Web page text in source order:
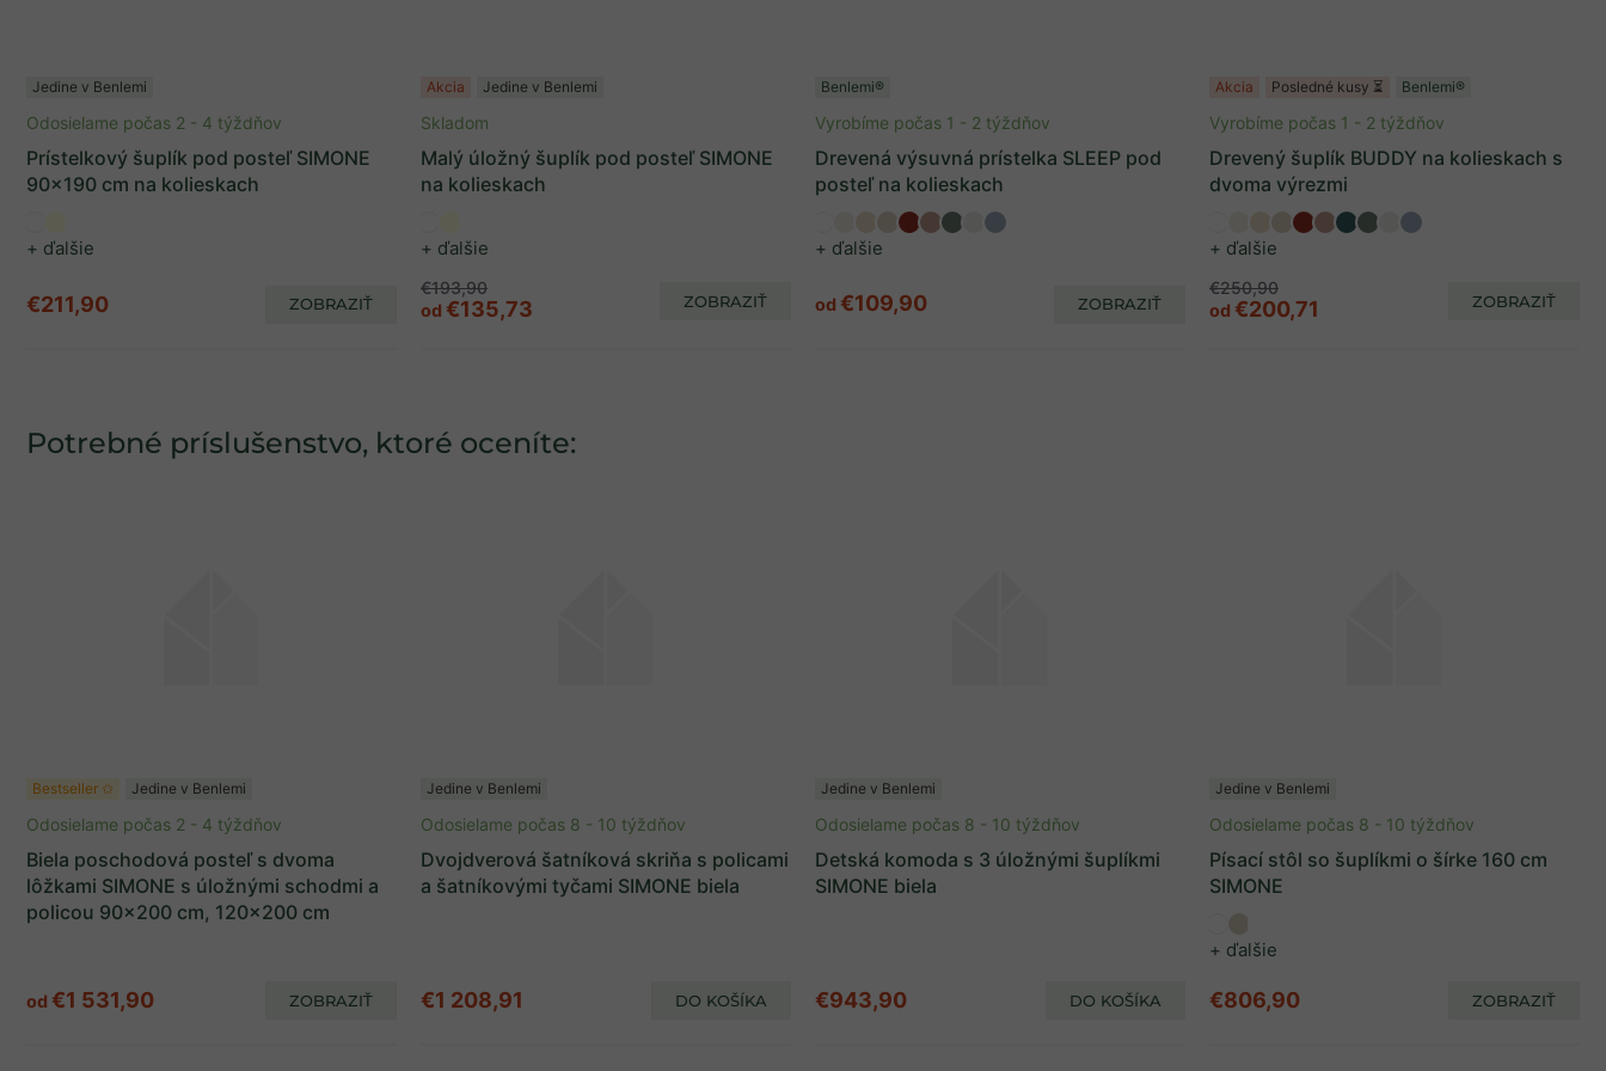
Jedine v Benlemi
Prístelkový šuplík pod posteľ SIMONE
90x190 cm na kolieskach
+ ďalšie
Odosielame počas 2 - 4 týždňov
€211,90 ZOBRAZIŤ
Akcia Jedine v Benlemi
Malý úložný šuplík pod posteľ SIMONE
na kolieskach
+ ďalšie
Skladom
€193,90
od €135,73 ZOBRAZIŤ
Benlemi®
Drevená výsuvná prístelka SLEEP pod
posteľ na kolieskach
+ ďalšie
Vyrobíme počas 1 - 2 týždňov
od €109,90 ZOBRAZIŤ
Akcia Posledné kusy ⏳ Benlemi®
Drevený šuplík BUDDY na kolieskach s
dvoma výrezmi
+ ďalšie
Vyrobíme počas 1 - 2 týždňov
€250,90
od €200,71 ZOBRAZIŤ
Potrebné príslušenstvo, ktoré oceníte:
Bestseller ✩ Jedine v Benlemi
Biela poschodová posteľ s dvoma
lôžkami SIMONE s úložnými schodmi a
policou 90x200 cm, 120x200 cm
Odosielame počas 2 - 4 týždňov
od €1 531,90 ZOBRAZIŤ
Jedine v Benlemi
Dvojdverová šatníková skriňa s policami
a šatníkovými tyčami SIMONE biela
Odosielame počas 8 - 10 týždňov
€1 208,91 DO KOŠÍKA
Jedine v Benlemi
Detská komoda s 3 úložnými šuplíkmi
SIMONE biela
Odosielame počas 8 - 10 týždňov
€943,90 DO KOŠÍKA
Jedine v Benlemi
Písací stôl so šuplíkmi o šírke 160 cm
SIMONE
+ ďalšie
Odosielame počas 8 - 10 týždňov
€806,90 ZOBRAZIŤ